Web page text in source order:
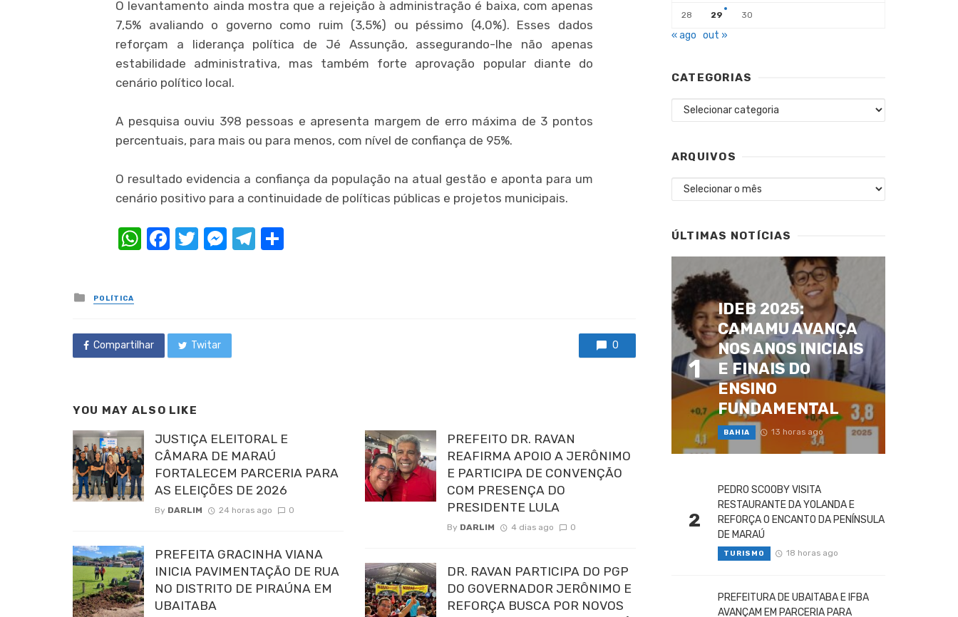
O levantamento ainda mostra que a rejeição à administração é baixa, com apenas
7,5% avaliando o governo como ruim (3,5%) ou péssimo (4,0%). Esses dados
reforçam a liderança política de Jé Assunção, assegurando-lhe não apenas
estabilidade administrativa, mas também forte aprovação popular diante do
cenário político local.
A pesquisa ouviu 398 pessoas e apresenta margem de erro máxima de 3 pontos
percentuais, para mais ou para menos, com nível de confiança de 95%.
O resultado evidencia a confiança da população na atual gestão e aponta para um
cenário positivo para a continuidade de políticas públicas e projetos municipais.
WhatsApp
Facebook
Twitter
Messenger
Telegram
Posted
in
POLÍTICA
Compartilhar Twitar 0
YOU MAY ALSO LIKE
JUSTIÇA ELEITORAL E
CÂMARA DE MARAÚ
FORTALECEM PARCERIA PARA
AS ELEIÇÕES DE 2026
By DARLIM 24 horas ago 0
PREFEITA GRACINHA VIANA
INICIA PAVIMENTAÇÃO DE RUA
NO DISTRITO DE PIRAÚNA EM
UBAITABA
PREFEITO DR. RAVAN
REAFIRMA APOIO A JERÔNIMO
E PARTICIPA DE CONVENÇÃO
COM PRESENÇA DO
PRESIDENTE LULA
By DARLIM 4 dias ago 0
DR. RAVAN PARTICIPA DO PGP
DO GOVERNADOR JERÔNIMO E
REFORÇA BUSCA POR NOVOS
28 29 30
« ago out »
CATEGORIAS
Categorias
ARQUIVOS
Arquivos
ÚLTIMAS NOTÍCIAS
1
IDEB 2025:
CAMAMU AVANÇA
NOS ANOS INICIAIS
E FINAIS DO
ENSINO
FUNDAMENTAL
BAHIA 13 horas ago
2
PEDRO SCOOBY VISITA
RESTAURANTE DA YOLANDA E
REFORÇA O ENCANTO DA PENÍNSULA
DE MARAÚ
TURISMO 18 horas ago
PREFEITURA DE UBAITABA E IFBA
AVANÇAM EM PARCERIA PARA